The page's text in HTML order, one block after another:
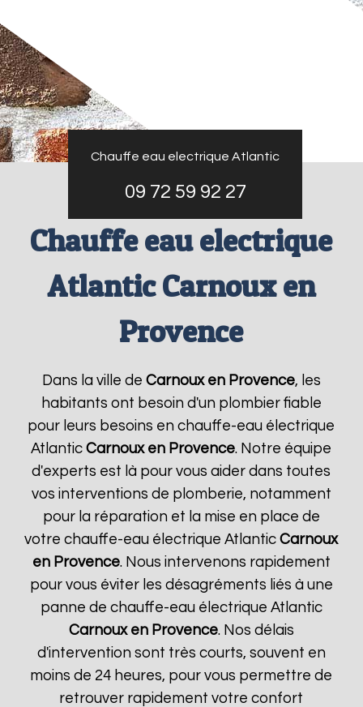
Chauffe eau electrique Atlantic
09 72 59 92 27
Chauffe eau electrique
Atlantic Carnoux en
Provence
Dans la ville de Carnoux en Provence, les
habitants ont besoin d'un plombier fiable
pour leurs besoins en chauffe-eau électrique
AtlanticCarnoux en Provence. Notre équipe
d'experts est là pour vous aider dans toutes
vos interventions de plomberie, notamment
pour la réparation et la mise en place de
votre chauffe-eau électrique AtlanticCarnoux
en Provence. Nous intervenons rapidement
pour vous éviter les désagréments liés à une
panne de chauffe-eau électrique Atlantic
Carnoux en Provence. Nos délais
d'intervention sont très courts, souvent en
moins de 24 heures, pour vous permettre de
retrouver rapidement votre confort